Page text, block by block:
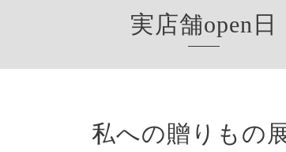
実店舗open日
私への贈りもの